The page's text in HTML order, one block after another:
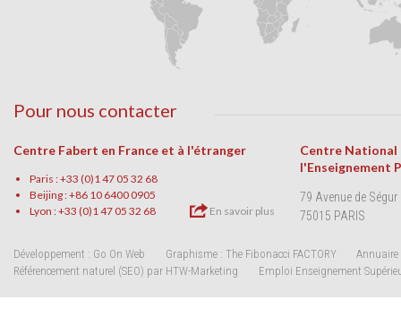
Pour nous contacter
Centre Fabert en France et à l'étranger
Paris : +33 (0)1 47 05 32 68
Beijing : +86 10 6400 0905
Lyon : +33 (0)1 47 05 32 68
En savoir plus
Centre National
l'Enseignement
79 Avenue de Ségur
75015 PARIS
Développement : Go On Web Graphisme : The Fibonacci FACTORY
Annuaire
Référencement naturel (SEO) par HTW-Marketing
Emploi Enseignement